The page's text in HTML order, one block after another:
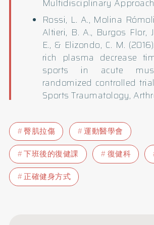
Multidisciplinary
Rossi, L. A., Molina
Altieri, B. A., Burgos Flor,
E., & Elizondo, C. M.
rich plasma decrease
sports in acute
randomized controlled
Sports Traumatology,
臀肌拉傷
運動醫學會
下班後的復健課
復健科
正確健身方式